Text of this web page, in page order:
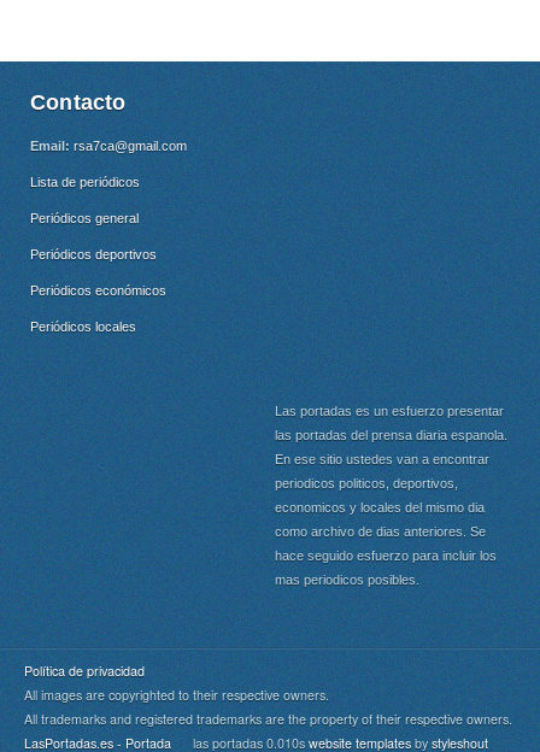
Contacto
Email: rsa7ca@gmail.com
Lista de periódicos
Periódicos general
Periódicos deportivos
Periódicos económicos
Periódicos locales
Las portadas es un esfuerzo presentar
las portadas del prensa diaria espanola.
En ese sitio ustedes van a encontrar
periodicos politicos, deportivos,
economicos y locales del mismo dia
como archivo de dias anteriores. Se
hace seguido esfuerzo para incluir los
mas periodicos posibles.
Política de privacidad
All images are copyrighted to their respective owners.
All trademarks and registered trademarks are the property of their respective owners.
LasPortadas.es - Portada las portadas 0.010s website templates by styleshout